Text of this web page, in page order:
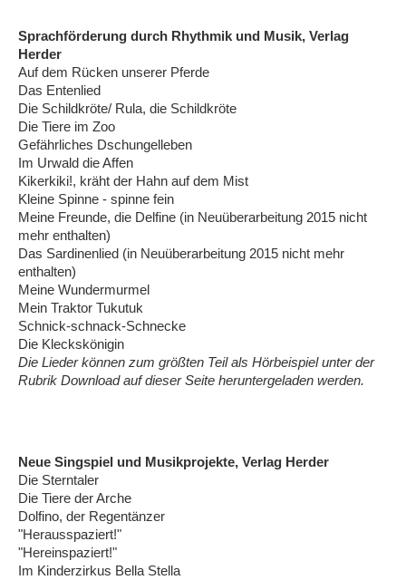
Sprachförderung durch Rhythmik und Musik, Verlag
Herder
Auf dem Rücken unserer Pferde
Das Entenlied
Die Schildkröte/ Rula, die Schildkröte
Die Tiere im Zoo
Gefährliches Dschungelleben
Im Urwald die Affen
Kikerkiki!, kräht der Hahn auf dem Mist
Kleine Spinne - spinne fein
Meine Freunde, die Delfine (in Neuüberarbeitung 2015 nicht
mehr enthalten)
Das Sardinenlied (in Neuüberarbeitung 2015 nicht mehr
enthalten)
Meine Wundermurmel
Mein Traktor Tukutuk
Schnick-schnack-Schnecke
Die Kleckskönigin
Die Lieder können zum größten Teil als Hörbeispiel unter der
Rubrik Download auf dieser Seite heruntergeladen werden.
Neue Singspiel und Musikprojekte, Verlag Herder
Die Sterntaler
Die Tiere der Arche
Dolfino, der Regentänzer
"Herausspaziert!"
"Hereinspaziert!"
Im Kinderzirkus Bella Stella